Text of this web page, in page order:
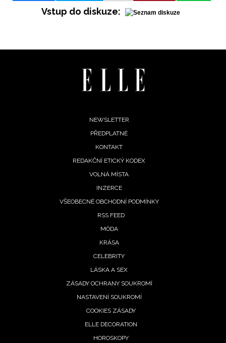
Přihlášením k newsletteru souhlasíte s
podmínkami společnosti BurdaMedia Extra s.r.o.
potvrzujete, že jste se seznámili se
- BurdaMedia Extra s.r.o. bude s
Vašimi údaji pracovat zejména k organizaci a
Vstup do diskuze:
NEWSLETTER
PŘEDPLATNÉ
KONTAKT
REDAKČNÍ ETICKÝ KODEX
VOLNÁ MÍSTA
INZERCE
VŠEOBECNÉ OBCHODNÍ PODMÍNKY
RSS FEED
MÓDA
KRÁSA
CELEBRITY
LÁSKA A SEX
ZÁSADY OCHRANY SOUKROMÍ
NASTAVENÍ SOUKROMÍ
COOKIES ZÁSADY
ELLE DECORATION
HOROSKOPY